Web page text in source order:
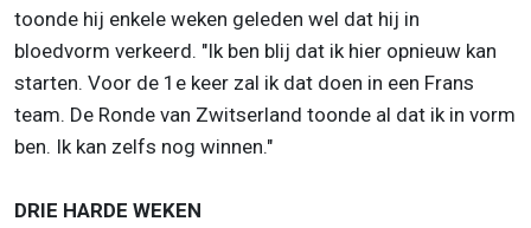
toonde hij enkele weken geleden wel dat hij in
bloedvorm verkeerd. "Ik ben blij dat ik hier opnieuw kan
starten. Voor de 1e keer zal ik dat doen in een Frans
team. De Ronde van Zwitserland toonde al dat ik in vorm
ben. Ik kan zelfs nog winnen."
DRIE HARDE WEKEN